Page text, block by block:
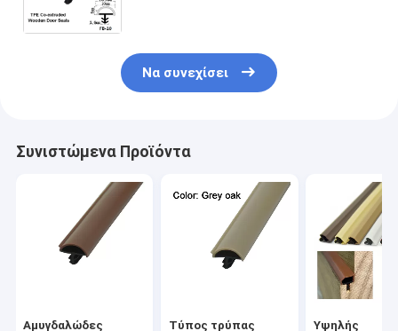
Να συνεχίσει
Συνιστώμενα Προϊόντα
Αμυγδαλώδες Τύπος τρύπας Υψηλής